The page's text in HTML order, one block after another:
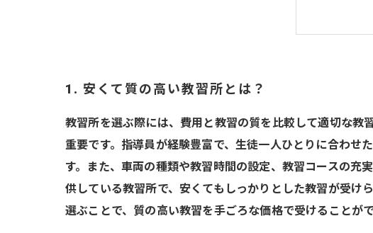
1. 安くて質の高い教習所とは？
教習所を選ぶ際には、費用と教習の質を比較して適切な教
重要です。指導員が経験豊富で、生徒一人ひとりに合わせ
す。また、車両の種類や教習時間の設定、教習コースの充
供している教習所で、安くてもしっかりとした教習が受け
選ぶことで、質の高い教習を手ごろな価格で受けることがで